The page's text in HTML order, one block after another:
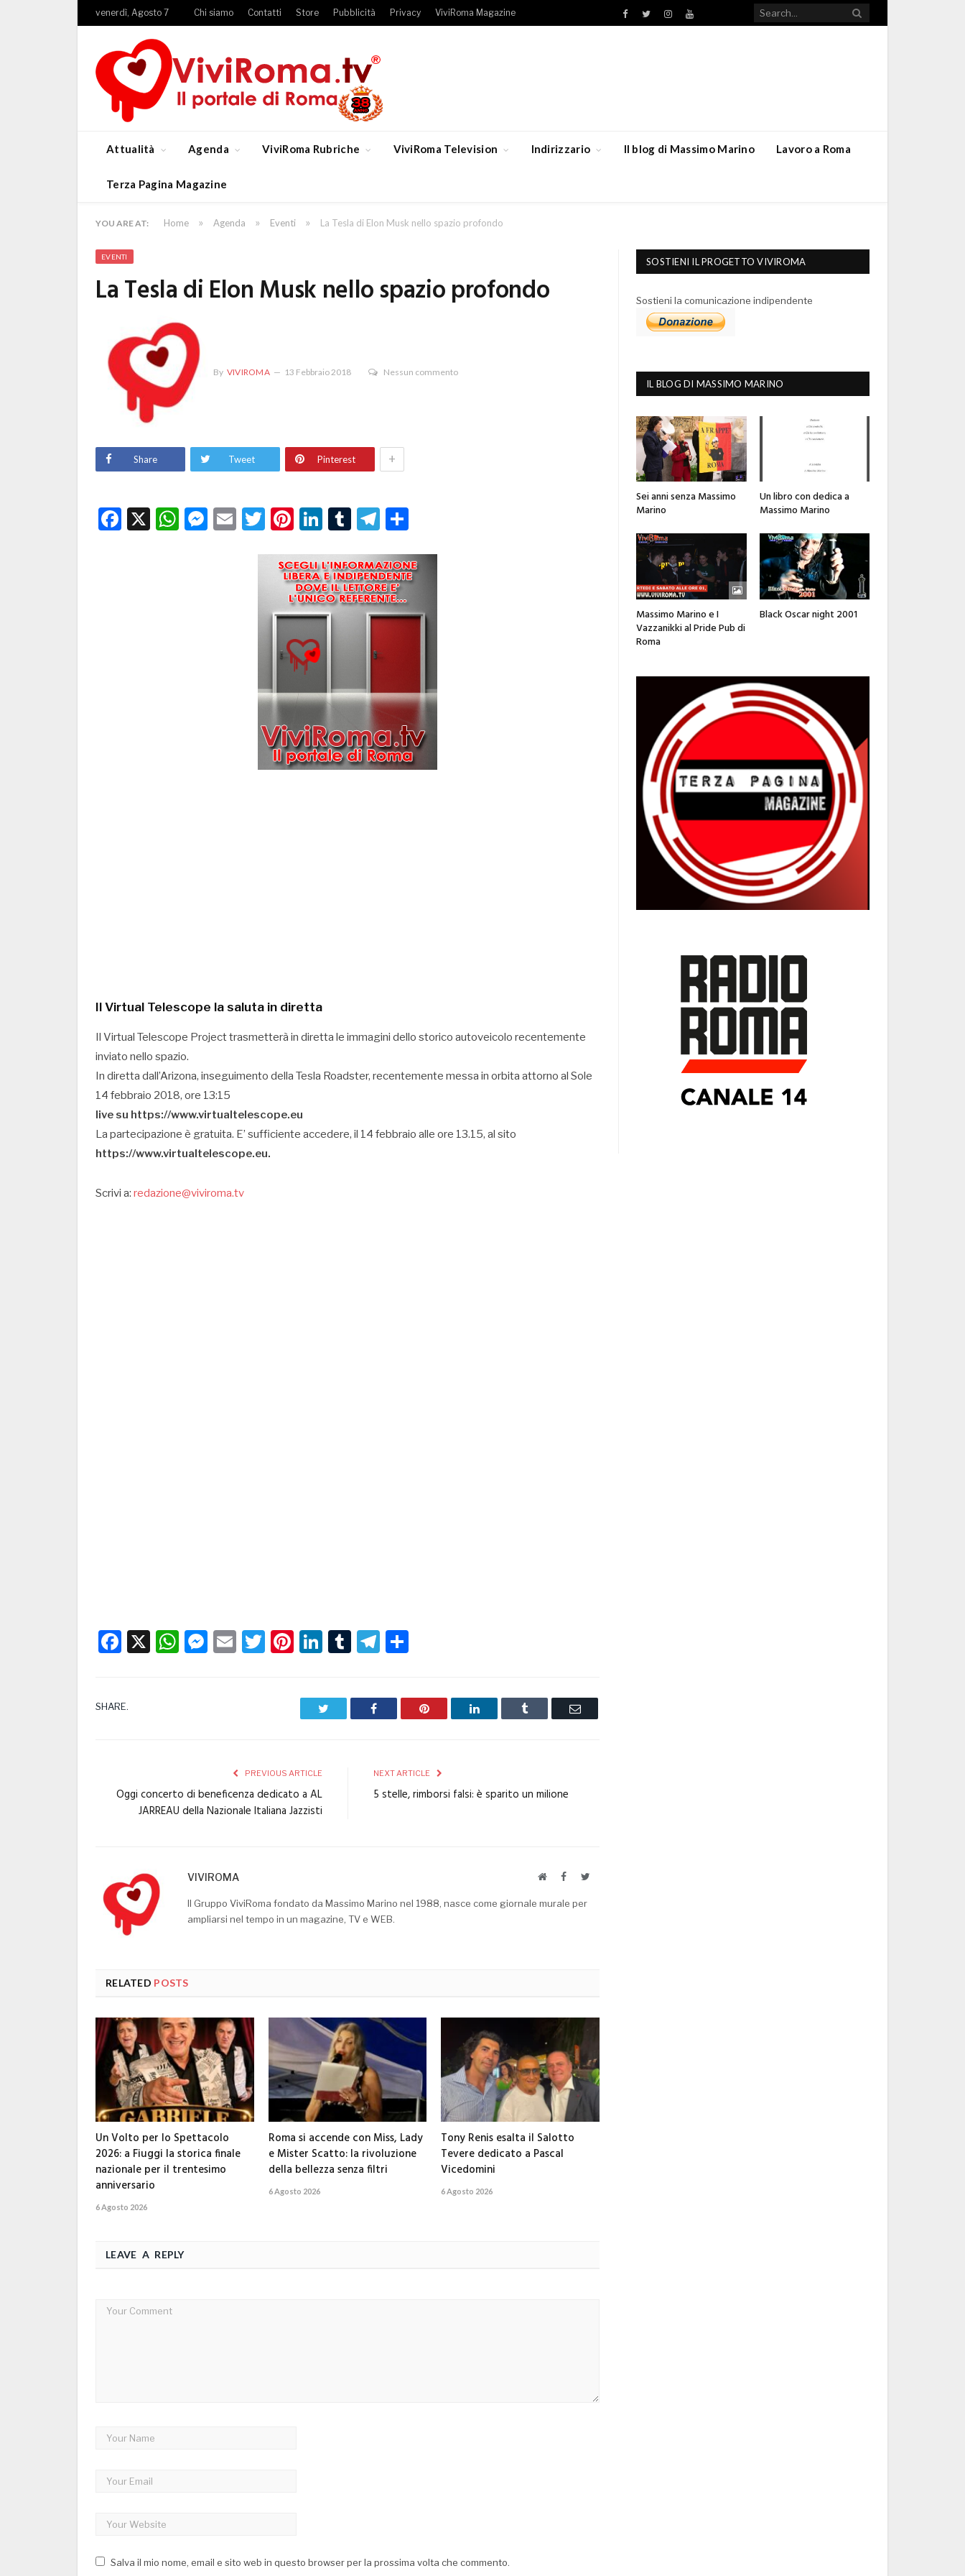
venerdì, Agosto 7 Chi siamo Contatti Store Pubblicità Privacy ViviRoma Magazine Facebook
TwitterInstagramYouTube
Attualità Agenda ViviRoma Rubriche ViviRoma Television Indirizzario Il blog di Massimo Marino Lavoro a Roma
Terza Pagina Magazine
YOU ARE AT: Home » Agenda » Eventi » La Tesla di Elon Musk nello spazio profondo
EVENTI
La Tesla di Elon Musk nello spazio profondo
By VIVIROMA 13 Febbraio 2018 Nessun commento
Share Tweet Pinterest +
Facebook
X WhatsApp
Messenger
EmailTwitter
Pinterest
LinkedIn
TumblrTelegram
Il Virtual Telescope la saluta in diretta
Il Virtual Telescope Project trasmetterà in diretta le immagini dello storico autoveicolo recentemente
inviato nello spazio.
In diretta dall’Arizona, inseguimento della Tesla Roadster, recentemente messa in orbita attorno al Sole
14 febbraio 2018, ore 13:15
live su https://www.virtualtelescope.eu
La partecipazione è gratuita. E’ sufficiente accedere, il 14 febbraio alle ore 13.15, al sito
https://www.virtualtelescope.eu.
Scrivi a: redazione@viviroma.tv
Facebook
X WhatsApp
Messenger
EmailTwitter
Pinterest
LinkedIn
TumblrTelegram
SHARE. Facebook Pinterest LinkedIn Tumblr Email
PREVIOUS ARTICLE
Oggi concerto di beneficenza dedicato a AL
JARREAU della Nazionale Italiana Jazzisti
NEXT ARTICLE
5 stelle, rimborsi falsi: è sparito un milione
VIVIROMA WebsiteFacebookTwitter
Il Gruppo ViviRoma fondato da Massimo Marino nel 1988, nasce come giornale murale per
ampliarsi nel tempo in un magazine, TV e WEB.
RELATED POSTS
Un Volto per lo Spettacolo
2026: a Fiuggi la storica finale
nazionale per il trentesimo
anniversario
6 Agosto 2026
Roma si accende con Miss, Lady
e Mister Scatto: la rivoluzione
della bellezza senza filtri
6 Agosto 2026
Tony Renis esalta il Salotto
Tevere dedicato a Pascal
Vicedomini
6 Agosto 2026
LEAVE A REPLY
Salva il mio nome, email e sito web in questo browser per la prossima volta che commento.
SOSTIENI IL PROGETTO VIVIROMA
Sostieni la comunicazione indipendente
IL BLOG DI MASSIMO MARINO
Sei anni senza Massimo
Marino
Un libro con dedica a
Massimo Marino
Massimo Marino e I
Vazzanikki al Pride Pub di
Roma
Black Oscar night 2001